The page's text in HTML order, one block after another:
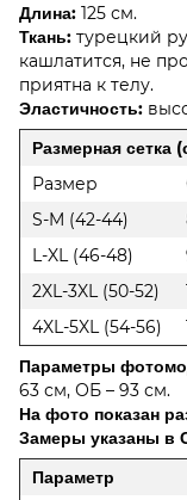
Длина: 125 см.
Ткань: турецкий
кашлатится, не
приятна к телу.
Эластичность:
Размерная сетка
Размер
S-M (42-44)
L-XL (46-48)
2XL-3XL (50-52)
4XL-5XL (54-56)
Параметры
63 см, ОБ – 93 см.
На фото показан
Замеры указаны в
Параметр